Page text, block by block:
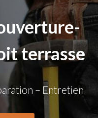
terrasse
– Entretien